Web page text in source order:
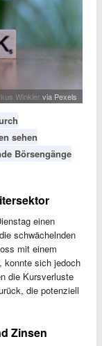
Winkler via Pexels
sehen
Börsengänge
einen
schwächelnden
mit einem
konnte sich jedoch
die Kursverluste
die potenziell
Zinsen